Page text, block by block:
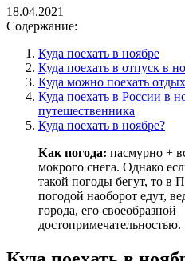
18.04.2021
Содержание:
Куда поехать в ноябре
Куда поехать в отпуск в
Куда можно поехать
Куда поехать в России в
путешественника
Куда поехать в ноябре?
Как погода: пасмурно +
мокрого снега. Однако
такой погоды бегут, то в
погодой наоборот едут,
города, его своеобразной
достопримечательностью.